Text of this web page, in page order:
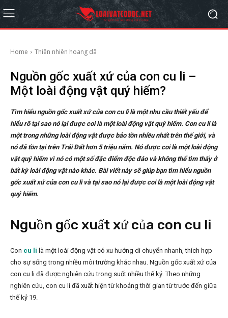
Home Thiên nhiên hoang dã
Nguồn gốc xuất xứ của con cu li –
Một loài động vật quý hiếm?
Tìm hiểu nguồn gốc xuất xứ của con cu li là một nhu cầu thiết yếu để
hiểu rõ tại sao nó lại được coi là một loài động vật quý hiếm. Con cu li là
một trong những loài động vật được bảo tồn nhiều nhất trên thế giới, và
nó đã tồn tại trên Trái Đất hơn 5 triệu năm. Nó được coi là một loài động
vật quý hiếm vì nó có một số đặc điểm độc đáo và không thể tìm thấy ở
bất kỳ loài động vật nào khác. Bài viết này sẽ giúp bạn tìm hiểu nguồn
gốc xuất xứ của con cu li và tại sao nó lại được coi là một loài động vật
quý hiếm.
Nguồn gốc xuất xứ của con cu li
Con cu li là một loài động vật có xu hướng di chuyển nhanh, thích hợp
cho sự sống trong nhiều môi trường khác nhau. Nguồn gốc xuất xứ của
con cu li đã được nghiên cứu trong suốt nhiều thế kỷ. Theo những
nghiên cứu, con cu li đã xuất hiện từ khoảng thời gian từ trước đến giữa
thế kỷ 19.